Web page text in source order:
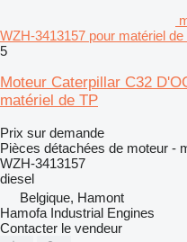
WZH-3413157 pour matériel de
5
Moteur Caterpillar C32
matériel de TP
Prix sur demande
Pièces détachées de moteur -
WZH-3413157
diesel
Belgique, Hamont
Hamofa Industrial Engines
Contacter le vendeur